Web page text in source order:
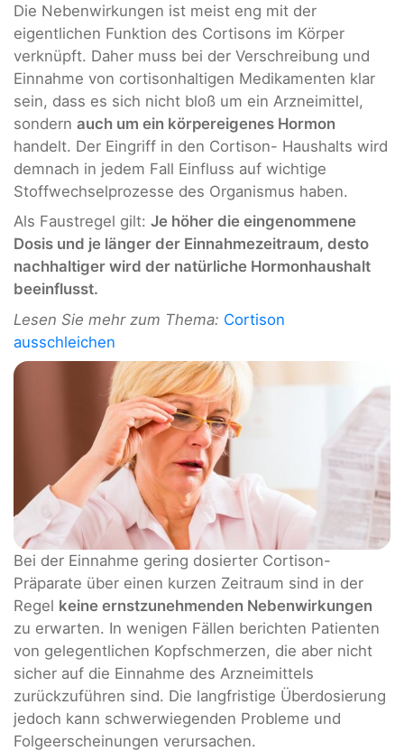
Die Nebenwirkungen ist meist eng mit der
eigentlichen Funktion des Cortisons im Körper
verknüpft. Daher muss bei der Verschreibung und
Einnahme von cortisonhaltigen Medikamenten klar
sein, dass es sich nicht bloß um ein Arzneimittel,
sondern auch um ein körpereigenes Hormon
handelt. Der Eingriff in den Cortison- Haushalts wird
demnach in jedem Fall Einfluss auf wichtige
Stoffwechselprozesse des Organismus haben.
Als Faustregel gilt: Je höher die eingenommene
Dosis und je länger der Einnahmezeitraum, desto
nachhaltiger wird der natürliche Hormonhaushalt
beeinflusst.
Lesen Sie mehr zum Thema: Cortison
ausschleichen
Bei der Einnahme gering dosierter Cortison-
Präparate über einen kurzen Zeitraum sind in der
Regel keine ernstzunehmenden Nebenwirkungen
zu erwarten. In wenigen Fällen berichten Patienten
von gelegentlichen Kopfschmerzen, die aber nicht
sicher auf die Einnahme des Arzneimittels
zurückzuführen sind. Die langfristige Überdosierung
jedoch kann schwerwiegenden Probleme und
Folgeerscheinungen verursachen.